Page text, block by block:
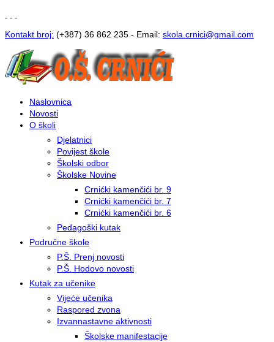
Kontakt broj: (+387) 36 862 235 - Email: skola.crnici@gmail.com
Naslovnica
Novosti
O školi
Djelatnici
Povijest škole
Školski odbor
Školske Novine
Crnićki kamenčići br. 9
Crnićki kamenčići br. 7
Crnićki kamenčići br. 6
Pedagoški kutak
Područne škole
P.Š. Prenj novosti
P.Š. Hodovo novosti
Kutak za učenike
Vijeće učenika
Raspored zvona
Izvannastavne aktivnosti
Školske manifestacije